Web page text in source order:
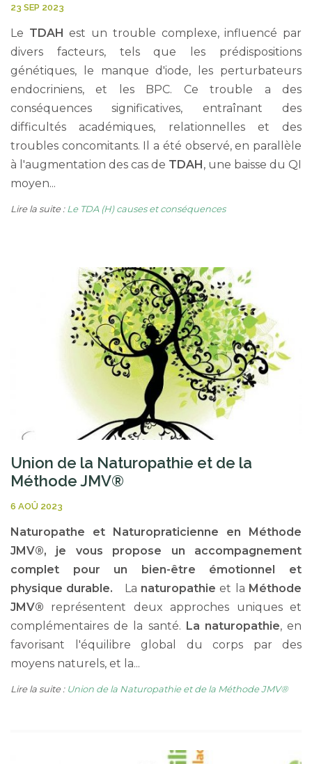
23 SEP 2023
Le TDAH est un trouble complexe, influencé par
divers facteurs, tels que les prédispositions
génétiques, le manque d'iode, les perturbateurs
endocriniens, et les BPC. Ce trouble a des
conséquences significatives, entraînant des
difficultés académiques, relationnelles et des
troubles concomitants. Il a été observé, en parallèle
à l'augmentation des cas de TDAH , une baisse du QI
moyen...
Lire la suite :Le TDA (H) causes et conséquences
Union de la Naturopathie et de la
Méthode JMV®
6 AOÛ 2023
Naturopathe et Naturopraticienne en Méthode
JMV®, je vous propose un accompagnement
complet pour un bien-être émotionnel et
physique durable.
La naturopathie et la Méthode
JMV® représentent deux approches uniques et
complémentaires de la santé. La naturopathie, en
favorisant l'équilibre global du corps par des
moyens naturels, et la...
Lire la suite : Union de la Naturopathie et de la Méthode JMV®